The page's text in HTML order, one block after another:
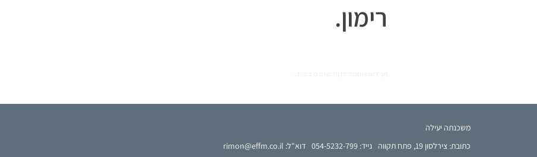
רימון.
משכנתה יעילה
כתובת: צירלסון 19, פתח תקווה
נייד: 054-5232-799 דוא"ל: rimon@effm.co.il